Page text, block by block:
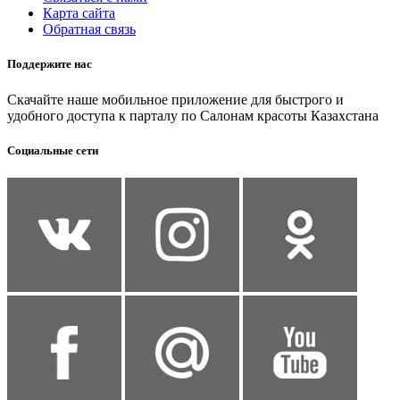
Карта сайта
Обратная связь
Поддержите нас
Скачайте наше мобильное приложение для быстрого и
удобного доступа к парталу по Салонам красоты Казахстана
Социальные сети